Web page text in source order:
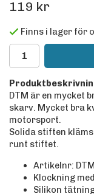
119 kr
Finns i lager för
DTM är en mycket
skarv. Mycket bra
motorsport.
Solida stiften
runt stiftet.
Artikelnr:
Klockning
Silikon